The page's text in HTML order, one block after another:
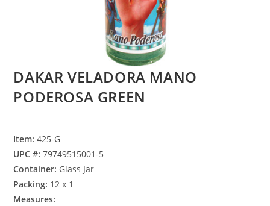
DAKAR VELADORA MANO
PODEROSA GREEN
Item: 425-G
UPC #: 79749515001-5
Container: Glass Jar
Packing: 12 x 1
Measures: